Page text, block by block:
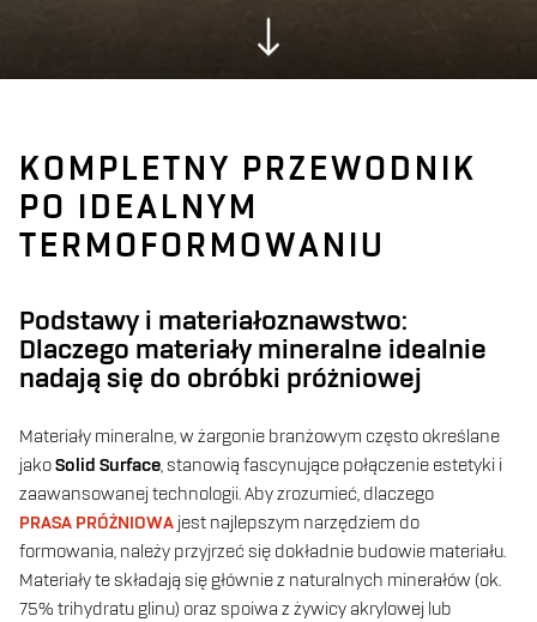
KOMPLETNY PRZEWODNIK
PO IDEALNYM
TERMOFORMOWANIU
Podstawy i materiałoznawstwo:
Dlaczego materiały mineralne idealnie
nadają się do obróbki próżniowej
Materiały mineralne, w żargonie branżowym często określane
jakoSolid Surface, stanowią fascynujące połączenie estetyki i
zaawansowanej technologii. Aby zrozumieć, dlaczego
PRASA PRÓŻNIOWA jest najlepszym narzędziem do
formowania, należy przyjrzeć się dokładnie budowie materiału.
Materiały te składają się głównie z naturalnych minerałów (ok.
75% trihydratu glinu) oraz spoiwa z żywicy akrylowej lub